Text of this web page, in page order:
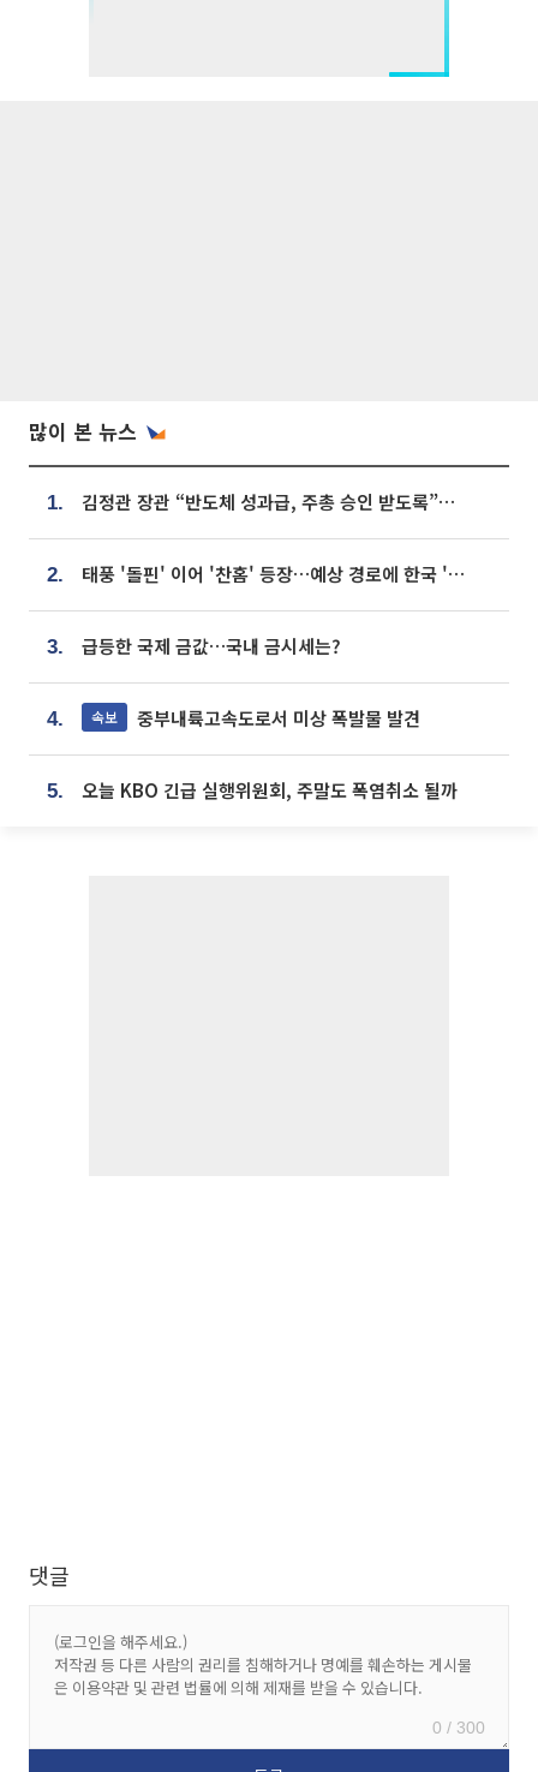
많이 본 뉴스
1. 김정관 장관 “반도체 성과급, 주총 승인 받도록”…상법·자본시장법 개정 시사
2. 태풍 '돌핀' 이어 '찬홈' 등장…예상 경로에 한국 '한숨'
3. 급등한 국제 금값…국내 금시세는?
4. 속보 중부내륙고속도로서 미상 폭발물 발견
5. 오늘 KBO 긴급 실행위원회, 주말도 폭염취소 될까
댓글
0 / 300